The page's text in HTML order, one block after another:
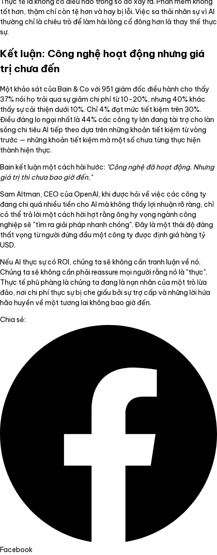
tốt hơn, thậm chí còn tệ hơn và hay bị lỗi. Việc sa thải nhân sự vì AI
thường chỉ là chiêu trò để làm hài lòng cổ đông hơn là thay thế thực
sự.
Kết luận: Công nghệ hoạt động nhưng giá
trị chưa đến
Một khảo sát của Bain & Co với 951 giám đốc điều hành cho thấy
37% nói họ trải qua sự giảm chi phí từ 10-20%, nhưng 40% khác
thấy sự cải thiện dưới 10%. Chỉ 4% đạt mức tiết kiệm trên 30%.
Điều đáng lo ngại nhất là 44% các công ty lớn đang tài trợ cho làn
sóng chi tiêu AI tiếp theo dựa trên những khoản tiết kiệm từ vòng
trước — những khoản tiết kiệm mà một số chưa từng thực hiện
thành hiện thực.
Bain kết luận một cách hài hước: "Công nghệ đã hoạt động. Nhưng
giá trị thì chưa bao giờ đến."
Sam Altman, CEO của OpenAI, khi được hỏi về việc các công ty
đang chi quá nhiều tiền cho AI mà không thấy lợi nhuận rõ ràng, chỉ
có thể trả lời một cách hời hợt rằng ông hy vọng ngành công
nghiệp sẽ "tìm ra giải pháp nhanh chóng". Đây là một thái độ đáng
thất vọng từ người đứng đầu một công ty được định giá hàng tỷ
USD.
Nếu AI thực sự có ROI, chúng ta sẽ không cần tranh luận về nó.
Chúng ta sẽ không cần phải reassure mọi người rằng nó là "thực".
Thực tế phũ phàng là chúng ta đang là nạn nhân của một trò lừa
đảo, nơi chi phí thực sự bị che giấu bởi sự trợ cấp và những lời hứa
hão huyền về một tương lai không bao giờ đến.
Chia sẻ:
Facebook